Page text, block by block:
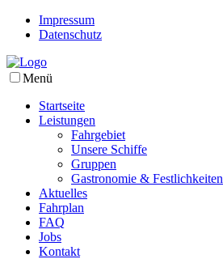
Impressum
Datenschutz
Menü
Startseite
Leistungen
Fahrgebiet
Unsere Schiffe
Gruppen
Gastronomie & Festlichkeiten
Aktuelles
Fahrplan
FAQ
Jobs
Kontakt